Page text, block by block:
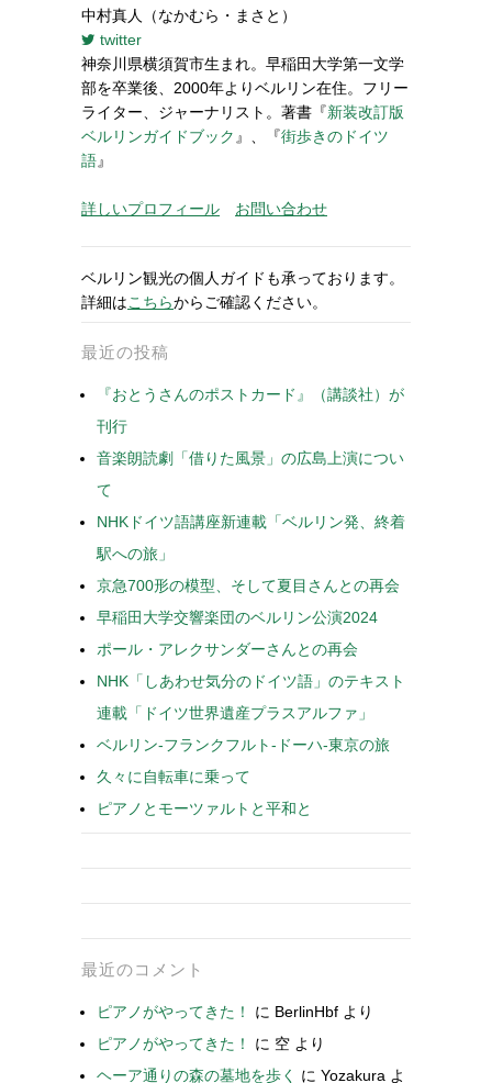
中村真人（なかむら・まさと）
twitter
神奈川県横須賀市生まれ。早稲田大学第一文学
部を卒業後、2000年よりベルリン在住。フリー
ライター、ジャーナリスト。著書『新装改訂版
ベルリンガイドブック 』、『街歩きのドイツ
語』
詳しいプロフィール お問い合わせ
ベルリン観光の個人ガイドも承っております。
詳細はこちらからご確認ください。
最近の投稿
『おとうさんのポストカード』（講談社）が
刊行
音楽朗読劇「借りた風景」の広島上演につい
て
NHKドイツ語講座新連載「ベルリン発、終着
駅への旅」
京急700形の模型、そして夏目さんとの再会
早稲田大学交響楽団のベルリン公演2024
ポール・アレクサンダーさんとの再会
NHK「しあわせ気分のドイツ語」のテキスト
連載「ドイツ世界遺産プラスアルファ」
ベルリン-フランクフルト-ドーハ-東京の旅
久々に自転車に乗って
ピアノとモーツァルトと平和と
最近のコメント
ピアノがやってきた！ に BerlinHbf より
ピアノがやってきた！
に 空 より
ヘーア通りの森の墓地を歩く
に Yozakura よ